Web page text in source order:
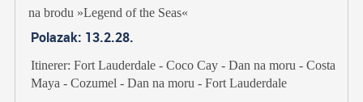
na brodu »Legend of the Seas«
Polazak: 13.2.28.
Itinerer: Fort Lauderdale - Coco Cay - Dan na moru - Costa
Maya - Cozumel - Dan na moru - Fort Lauderdale